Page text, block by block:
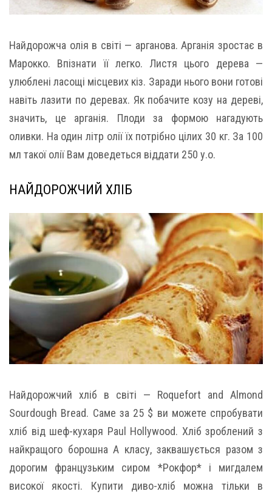
Найдорожча олія в світі — арганова. Арганія зростає в
Марокко. Впізнати її легко. Листя цього дерева —
улюблені ласощі місцевих кіз. Заради нього вони готові
навіть лазити по деревах. Як побачите козу на дереві,
значить, це арганія. Плоди за формою нагадують
оливки. На один літр олії їх потрібно цілих 30 кг. За 100
мл такої олії Вам доведеться віддати 250 у.о.
НАЙДОРОЖЧИЙ ХЛІБ
Найдорожчий хліб в світі — Roquefort and Almond
Sourdough Bread. Саме за 25 $ ви можете спробувати
хліб від шеф-кухаря Paul Hollywood. Хліб зроблений з
найкращого борошна А класу, заквашується разом з
дорогим французьким сиром *Рокфор* і мигдалем
високої якості. Купити диво-хліб можна тільки в